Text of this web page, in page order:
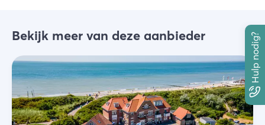
Hulp nodig?
Bekijk meer van deze aanbieder